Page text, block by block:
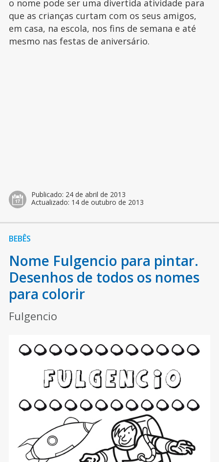
o nome pode ser uma divertida atividade para
que as crianças curtam com os seus amigos,
em casa, na escola, nos fins de semana e até
mesmo nas festas de aniversário.
Publicado: 24 de abril de 2013
Actualizado: 14 de outubro de 2013
BEBÊS
Nome Fulgencio para pintar.
Desenhos de todos os nomes
para colorir
Fulgencio